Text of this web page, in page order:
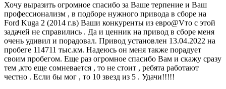
Хочу выразить огромное спасибо за Ваше терпение и Ваш
профессионализм , в подборе нужного привода в сборе на
Ford Kuga 2 (2014 г.в) Ваши конкуренты из евро@Vто с этой
задачей не справились . Да и ценник на привод в сборе меня
очень удивил и порадовал. Привод установлен 13.04.2022 на
пробеге 114711 тыс.км. Надеюсь он меня также порадует
своим пробегом. Еще раз огромное спасибо Вам и скажу сразу
тем ,кто еще сомневается , то не стоит , ребята работают
честно . Если бы мог , то 10 звезд из 5 . Удачи!!!!!